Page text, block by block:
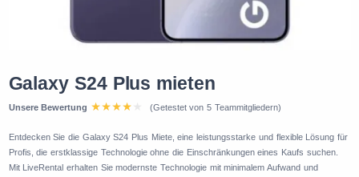
Galaxy S24 Plus mieten
Unsere Bewertung (Getestet von 5 Teammitgliedern)
Entdecken Sie die Galaxy S24 Plus Miete, eine leistungsstarke und flexible Lösung für
Profis, die erstklassige Technologie ohne die Einschränkungen eines Kaufs suchen.
Mit LiveRental erhalten Sie modernste Technologie mit minimalem Aufwand und